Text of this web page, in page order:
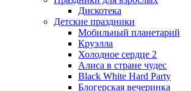
Дискотека
Детские праздники
Мобильный планетарий
Круэлла
Холодное сердце 2
Алиса в стране чудес
Black White Hard Party
Блогерская вечеринка